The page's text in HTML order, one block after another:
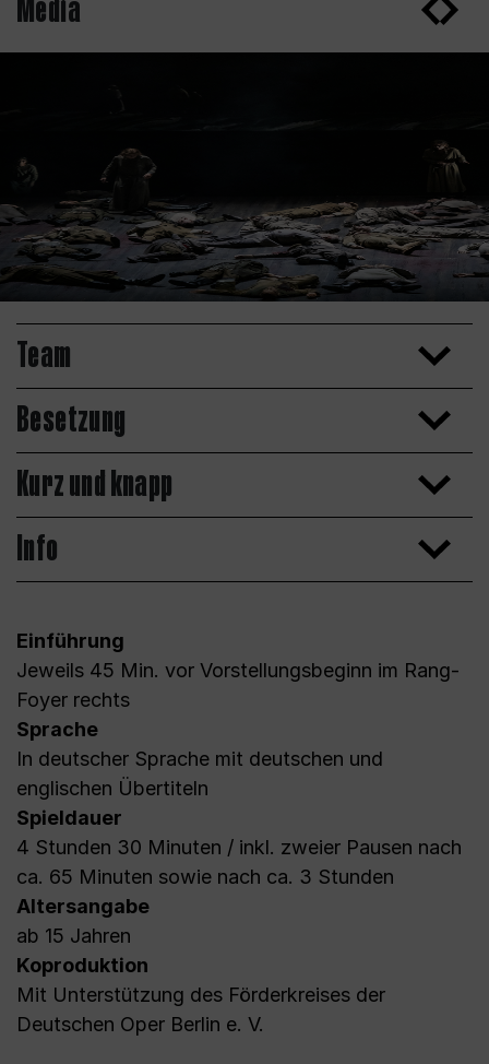
Media
Team
Besetzung
Kurz und knapp
Info
Einführung
Jeweils 45 Min. vor Vorstellungsbeginn im Rang-
Foyer rechts
Sprache
In deutscher Sprache mit deutschen und
englischen Übertiteln
Spieldauer
4 Stunden 30 Minuten / inkl. zweier Pausen nach
ca. 65 Minuten sowie nach ca. 3 Stunden
Altersangabe
ab 15 Jahren
Koproduktion
Mit Unterstützung des Förderkreises der
Deutschen Oper Berlin e. V.